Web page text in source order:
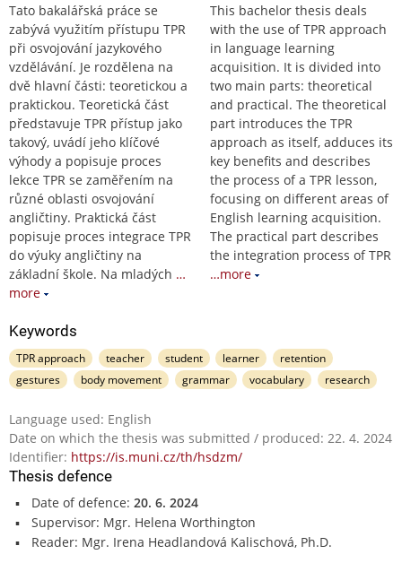
Tato bakalářská práce se
zabývá využitím přístupu TPR
při osvojování jazykového
vzdělávání. Je rozdělena na
dvě hlavní části: teoretickou a
praktickou. Teoretická část
představuje TPR přístup jako
takový, uvádí jeho klíčové
výhody a popisuje proces
lekce TPR se zaměřením na
různé oblasti osvojování
angličtiny. Praktická část
popisuje proces integrace TPR
do výuky angličtiny na
základní škole. Na mladých …
more
This bachelor thesis deals
with the use of TPR approach
in language learning
acquisition. It is divided into
two main parts: theoretical
and practical. The theoretical
part introduces the TPR
approach as itself, adduces its
key benefits and describes
the process of a TPR lesson,
focusing on different areas of
English learning acquisition.
The practical part describes
the integration process of TPR
…more
Keywords
TPR approach teacher student learner
retention
gestures
body movement grammar vocabulary research
Language used: English
Date on which the thesis was submitted / produced: 22. 4. 2024
Identifier: https://is.muni.cz/th/hsdzm/
Thesis defence
Date of defence: 20. 6. 2024
Supervisor: Mgr. Helena Worthington
Reader: Mgr. Irena Headlandová Kalischová, Ph.D.